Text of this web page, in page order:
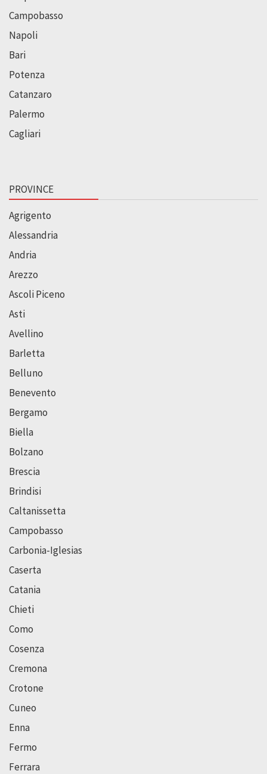
Campobasso
Napoli
Bari
Potenza
Catanzaro
Palermo
Cagliari
PROVINCE
Agrigento
Alessandria
Andria
Arezzo
Ascoli Piceno
Asti
Avellino
Barletta
Belluno
Benevento
Bergamo
Biella
Bolzano
Brescia
Brindisi
Caltanissetta
Campobasso
Carbonia-Iglesias
Caserta
Catania
Chieti
Como
Cosenza
Cremona
Crotone
Cuneo
Enna
Fermo
Ferrara